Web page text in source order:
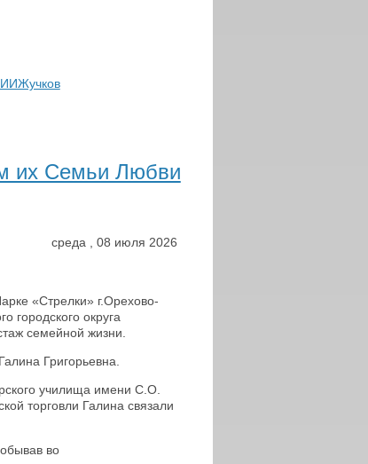
ИИЖучков
их Семьи Любви
среда 08 июля 2026
«Стрелки» г.Орехово-
городского округа
семейной жизни.
Григорьевна.
училища имени С.О.
торговли Галина связали
во